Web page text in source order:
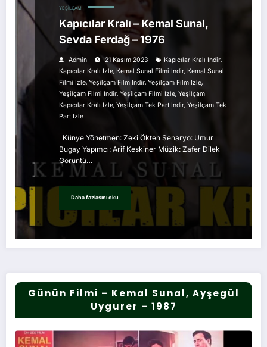
YEŞILÇAM
Kapıcılar Kralı – Kemal Sunal,
Sevda Ferdağ – 1976
Admin 21 Kasım 2023 Kapıcılar Kralı Indir,
Kapıcılar Kralı Izle, Kemal Sunal Filmi Indir, Kemal Sunal
Filmi Izle, Yeşilçam Film Indir, Yeşilçam Film Izle,
Yeşilçam Filmi Indir, Yeşilçam Filmi Izle, Yeşilçam
Kapıcılar Kralı Izle, Yeşilçam Tek Part Indir, Yeşilçam Tek
Part Izle
Künye Yönetmen: Zeki Ökten Senaryo: Umur
Bugay Yapımcı: Arif Keskiner Müzik: Zafer Dilek
Görüntü…
Daha fazlasını oku
Günün Filmi – Kemal Sunal, Ayşegül
Uygurer – 1987